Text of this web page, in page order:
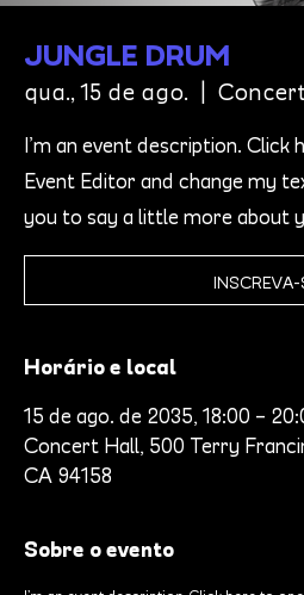
JUNGLE DRUM
qua., 15 de ago.
  |
I’m an event description. Click
Event Editor and change my
you to say a little more about
INSCREVA-
Horário e local
15 de ago. de 2035, 18:00 –
Concert Hall, 500 Terry
CA 94158
Sobre o evento